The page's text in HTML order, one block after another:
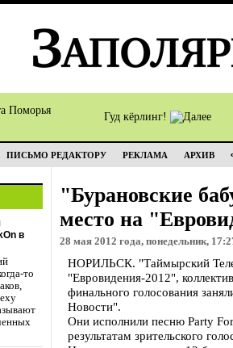
Поморья
Гуд кёрлинг!
ПИСЬМО РЕДАКТОРУ РЕКЛАМА АРХИВ
в
то
"Бурановские
место на
28 мая 2012 года, понедельник,
НОРИЛЬСК. "Таймырский
"Евровидения-2012",
финального голосования
Новости".
Они исполнили песню Party
результатам зрительского